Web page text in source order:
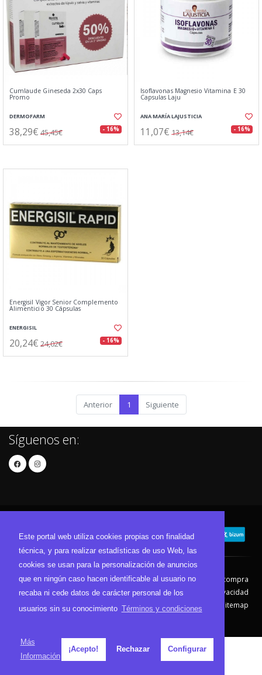
Este portal web utiliza cookies propias con finalidad
técnica, y para realizar estadísticas de uso Web, las
cookies se usan para la personalización de anuncios
que en ningún caso hacen identificable al usuario no
recaba ni cede datos de carácter personal de los
usuarios sin su conocimiento Términos y condiciones
Más
Información
¡Acepto! Rechazar Configurar
Cumlaude Gineseda 2x30 Caps
Promo
DERMOFARM
38,29€ 45,45€ - 16%
Isoflavonas Magnesio Vitamina E 30
Capsulas Laju
ANA MARÍA LAJUSTICIA
11,07€ 13,14€ - 16%
Energisil Vigor Senior Complemento
Alimenticio 30 Cápsulas
ENERGISIL
20,24€ 24,02€ - 16%
Anterior 1 Siguiente
Síguenos en:
Contacto Aviso Legal
Condiciones de compra
Política de envíos
Política de devolución
Política de Privacidad
Política de Cookies
Sitemap